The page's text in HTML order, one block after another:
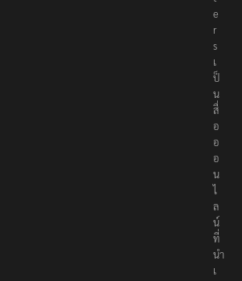
e
r
s
เ
ป็
น
สื่
อ
อ
อ
น
ไ
ล
น์
ที่
นำ
เ